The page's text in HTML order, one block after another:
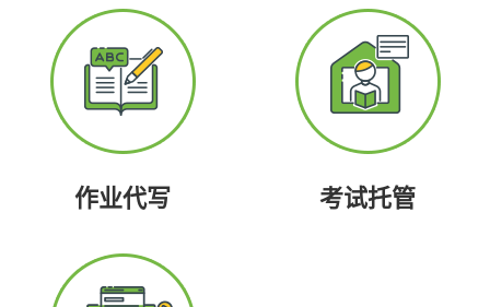
作业代写 考试托管